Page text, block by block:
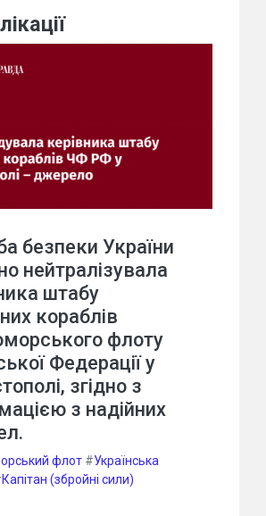
безпеки України
нейтралізувала
штабу
кораблів
флоту
Федерації у
згідно з
з надійних
флот #Українська
Капітан (збройні сили)